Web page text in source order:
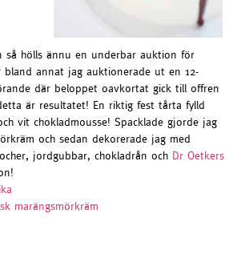
så hölls ännu en underbar auktion för
bland annat jag auktionerade ut en 12-
där beloppet oavkortat gick till offren
är resultatet! En riktig fest tårta fylld
vit chokladmousse! Spacklade gjorde jag
och sedan dekorerade jag med
jordgubbar, chokladrån och Dr Oetkers
marängsmörkräm